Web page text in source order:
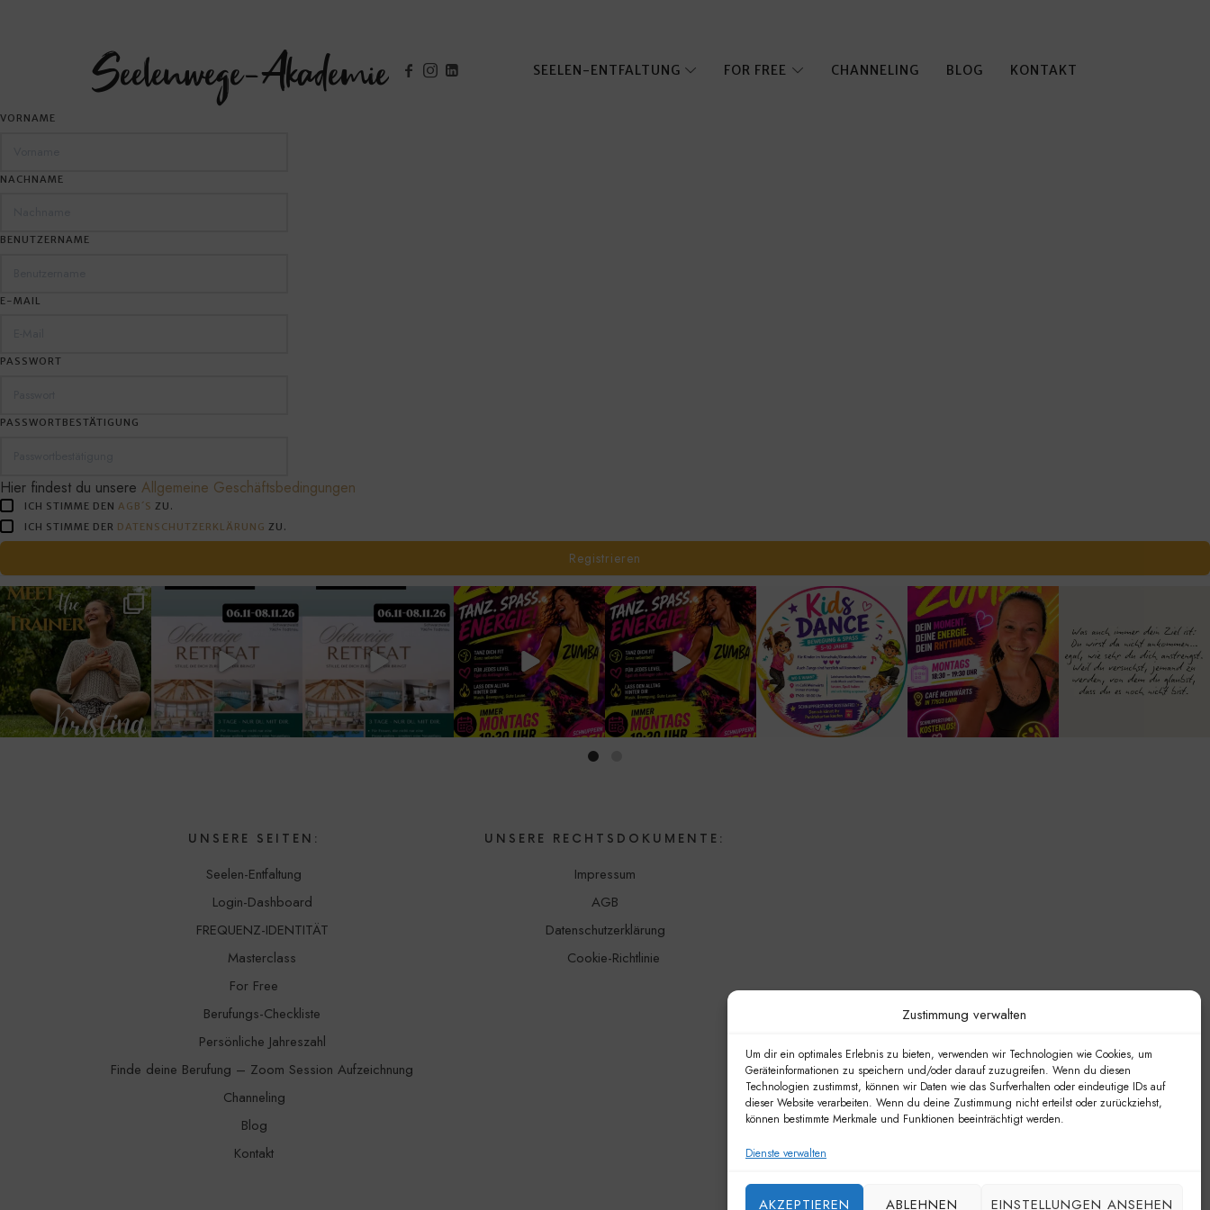
Zustimmung verwalten
Um dir ein optimales Erlebnis zu bieten, verwenden wir Technologien wie Cookies, um
Geräteinformationen zu speichern und/oder darauf zuzugreifen. Wenn du diesen
Technologien zustimmst, können wir Daten wie das Surfverhalten oder eindeutige IDs auf
dieser Website verarbeiten. Wenn du deine Zustimmung nicht erteilst oder zurückziehst,
können bestimmte Merkmale und Funktionen beeinträchtigt werden.
Dienste verwalten
AKZEPTIEREN ABLEHNEN EINSTELLUNGEN ANSEHEN
Seelenwege-Akademie SEELEN-ENTFALTUNG FOR FREE CHANNELING BLOG KONTAKT
VORNAME
NACHNAME
BENUTZERNAME
E-MAIL
PASSWORT
PASSWORTBESTÄTIGUNG
Hier findest du unsere Allgemeine Geschäftsbedingungen
ICH STIMME DEN AGB´S ZU.
ICH STIMME DER DATENSCHUTZERKLÄRUNG ZU.
Registrieren
UNSERE SEITEN:
Seelen-Entfaltung
Login-Dashboard
FREQUENZ-IDENTITÄT
Masterclass
For Free
Berufungs-Checkliste
Persönliche Jahreszahl
Finde deine Berufung – Zoom Session Aufzeichnung
Channeling
Blog
Kontakt
UNSERE RECHTSDOKUMENTE:
Impressum
AGB
Datenschutzerklärung
Cookie-Richtlinie